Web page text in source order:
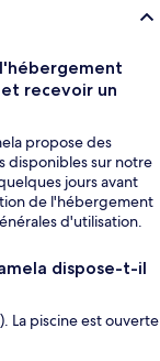
recevoir un
propose des
disponibles sur notre
jours avant
de l'hébergement
d'utilisation.
dispose-t-il
La piscine est ouverte